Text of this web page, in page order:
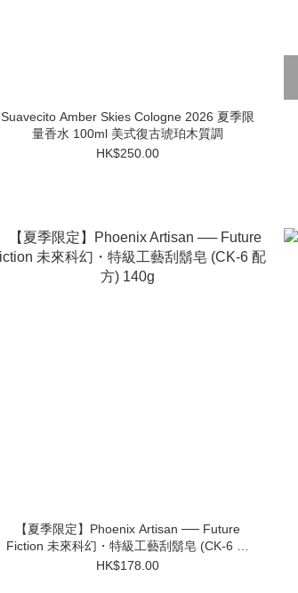
Suavecito Amber Skies Cologne 2026 夏季限
量香水 100ml 美式復古琥珀木質調
HK$250.00
【夏季限定】Phoenix Artisan ── Future
Fiction 未來科幻・特級工藝刮鬍皂 (CK-6 配
方) 140g
HK$178.00